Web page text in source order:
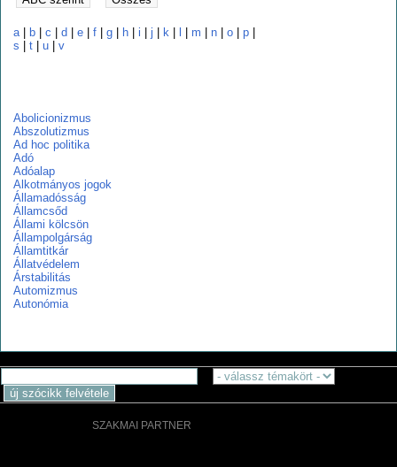
a b |c |d |e |f |g h |i |j k |m |n |o |p
s |t |u |v
Abolicionizmus
Abszolutizmus
Ad hoc politika
Adó
Adóalap
Alkotmányos jogok
Államadósság
Államcsőd
Állami kölcsön
Állampolgárság
Államtitkár
Állatvédelem
Árstabilitás
Automizmus
Autonómia
SZAKMAI PARTNER